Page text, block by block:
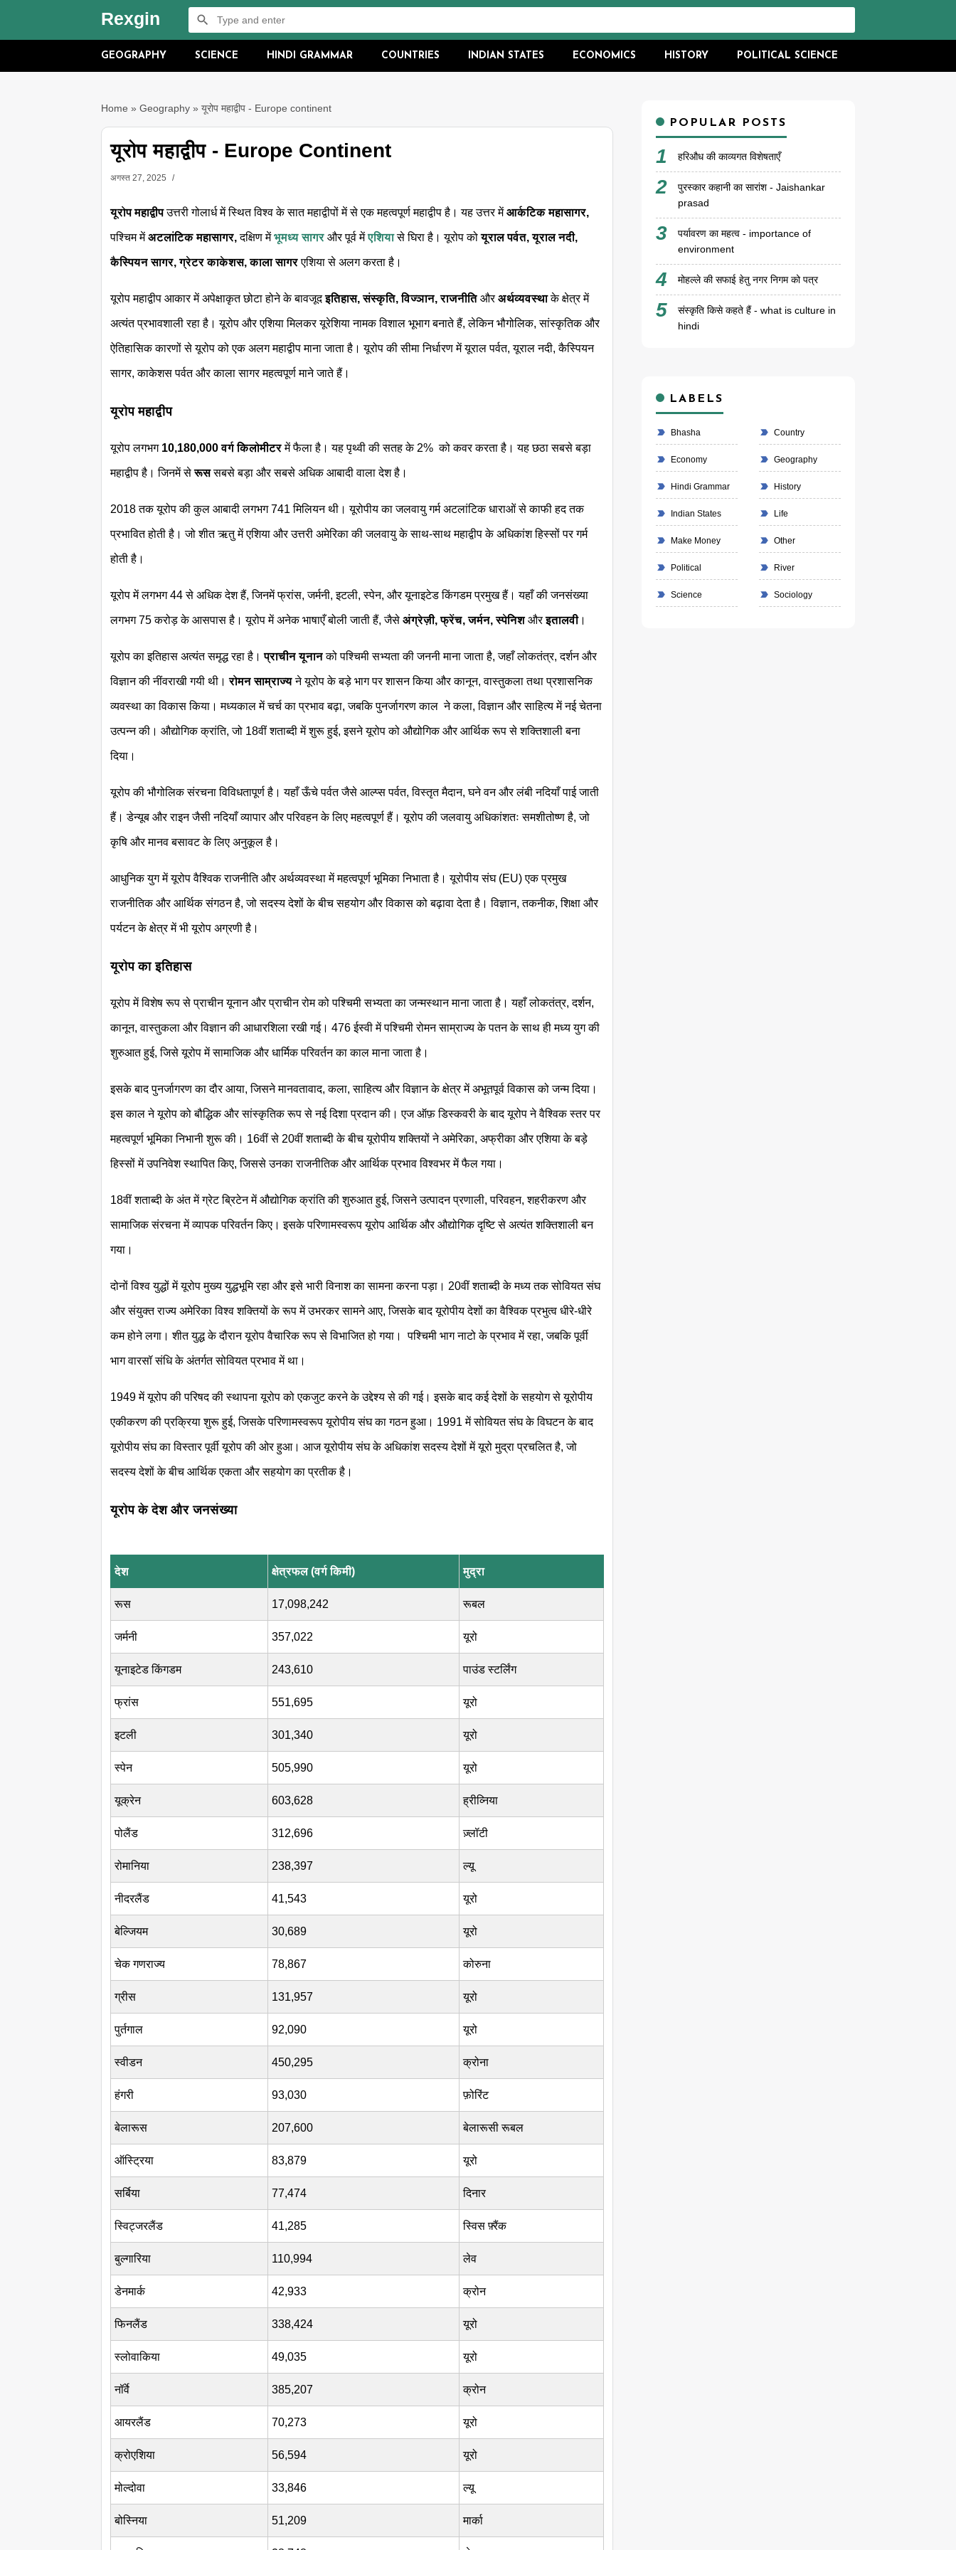
Rexgin
GEOGRAPHY SCIENCE HINDI GRAMMAR COUNTRIES INDIAN STATES ECONOMICS HISTORY POLITICAL SCIENCE
Home » Geography » यूरोप महाद्वीप - Europe continent
यूरोप महाद्वीप - Europe Continent
अगस्त 27, 2025
यूरोप महाद्वीपउत्तरी गोलार्ध में स्थित विश्व के सात महाद्वीपों में से एक महत्वपूर्ण महाद्वीप है। यह उत्तर मेंआर्कटिक महासागर,
पश्चिम मेंअटलांटिक महासागर,दक्षिण मेंभूमध्य सागर और पूर्व मेंएशियासे घिरा है। यूरोप कोयूराल पर्वत, यूराल नदी,
कैस्पियन सागर, ग्रेटर काकेशस, काला सागरएशिया से अलग करता है।
यूरोप महाद्वीप आकार में अपेक्षाकृत छोटा होने के बावजूदइतिहास, संस्कृति, विज्ञान, राजनीति औरअर्थव्यवस्थाके क्षेत्र में
अत्यंत प्रभावशाली रहा है। यूरोप और एशिया मिलकर यूरेशिया नामक विशाल भूभाग बनाते हैं, लेकिन भौगोलिक, सांस्कृतिक और
ऐतिहासिक कारणों से यूरोप को एक अलग महाद्वीप माना जाता है। यूरोप की सीमा निर्धारण में यूराल पर्वत, यूराल नदी, कैस्पियन
सागर, काकेशस पर्वत और काला सागर महत्वपूर्ण माने जाते हैं।
यूरोप महाद्वीप
यूरोप लगभग10,180,000 वर्ग किलोमीटरमें फैला है। यह पृथ्वी की सतह के 2% को कवर करता है। यह छठा सबसे बड़ा
महाद्वीप है। जिनमें सेरूससबसे बड़ा और सबसे अधिक आबादी वाला देश है।
2018 तक यूरोप की कुल आबादी लगभग 741 मिलियन थी। यूरोपीय का जलवायु गर्म अटलांटिक धाराओं से काफी हद तक
प्रभावित होती है। जो शीत ऋतु में एशिया और उत्तरी अमेरिका की जलवायु के साथ-साथ महाद्वीप के अधिकांश हिस्सों पर गर्म
होती है।
यूरोप में लगभग 44 से अधिक देश हैं, जिनमें फ्रांस, जर्मनी, इटली, स्पेन, और यूनाइटेड किंगडम प्रमुख हैं। यहाँ की जनसंख्या
लगभग 75 करोड़ के आसपास है। यूरोप में अनेक भाषाएँ बोली जाती हैं, जैसे अंग्रेज़ी, फ्रेंच, जर्मन, स्पेनिशऔरइतालवी।
यूरोप का इतिहास अत्यंत समृद्ध रहा है।प्राचीन यूनानको पश्चिमी सभ्यता की जननी माना जाता है, जहाँ लोकतंत्र, दर्शन और
विज्ञान की नींवराखी गयी थी। रोमन साम्राज्यने यूरोप के बड़े भाग पर शासन किया और कानून, वास्तुकला तथा प्रशासनिक
व्यवस्था का विकास किया। मध्यकाल में चर्च का प्रभाव बढ़ा, जबकि पुनर्जागरण काल ने कला, विज्ञान और साहित्य में नई चेतना
उत्पन्न की। औद्योगिक क्रांति, जो 18वीं शताब्दी में शुरू हुई, इसने यूरोप को औद्योगिक और आर्थिक रूप से शक्तिशाली बना
दिया।
यूरोप की भौगोलिक संरचना विविधतापूर्ण है। यहाँ ऊँचे पर्वत जैसे आल्प्स पर्वत, विस्तृत मैदान, घने वन और लंबी नदियाँ पाई जाती
हैं। डेन्यूब और राइन जैसी नदियाँ व्यापार और परिवहन के लिए महत्वपूर्ण हैं। यूरोप की जलवायु अधिकांशतः समशीतोष्ण है, जो
कृषि और मानव बसावट के लिए अनुकूल है।
आधुनिक युग में यूरोप वैश्विक राजनीति और अर्थव्यवस्था में महत्वपूर्ण भूमिका निभाता है। यूरोपीय संघ (EU) एक प्रमुख
राजनीतिक और आर्थिक संगठन है, जो सदस्य देशों के बीच सहयोग और विकास को बढ़ावा देता है। विज्ञान, तकनीक, शिक्षा और
पर्यटन के क्षेत्र में भी यूरोप अग्रणी है।
यूरोप का इतिहास
यूरोप में विशेष रूप से प्राचीन यूनान और प्राचीन रोम को पश्चिमी सभ्यता का जन्मस्थान माना जाता है। यहाँ लोकतंत्र, दर्शन,
कानून, वास्तुकला और विज्ञान की आधारशिला रखी गई। 476 ईस्वी में पश्चिमी रोमन साम्राज्य के पतन के साथ ही मध्य युग की
शुरुआत हुई, जिसे यूरोप में सामाजिक और धार्मिक परिवर्तन का काल माना जाता है।
इसके बाद पुनर्जागरण का दौर आया, जिसने मानवतावाद, कला, साहित्य और विज्ञान के क्षेत्र में अभूतपूर्व विकास को जन्म दिया।
इस काल ने यूरोप को बौद्धिक और सांस्कृतिक रूप से नई दिशा प्रदान की। एज ऑफ़ डिस्कवरी के बाद यूरोप ने वैश्विक स्तर पर
महत्वपूर्ण भूमिका निभानी शुरू की। 16वीं से 20वीं शताब्दी के बीच यूरोपीय शक्तियों ने अमेरिका, अफ्रीका और एशिया के बड़े
हिस्सों में उपनिवेश स्थापित किए, जिससे उनका राजनीतिक और आर्थिक प्रभाव विश्वभर में फैल गया।
18वीं शताब्दी के अंत में ग्रेट ब्रिटेन में औद्योगिक क्रांति की शुरुआत हुई, जिसने उत्पादन प्रणाली, परिवहन, शहरीकरण और
सामाजिक संरचना में व्यापक परिवर्तन किए। इसके परिणामस्वरूप यूरोप आर्थिक और औद्योगिक दृष्टि से अत्यंत शक्तिशाली बन
गया।
दोनों विश्व युद्धों में यूरोप मुख्य युद्धभूमि रहा और इसे भारी विनाश का सामना करना पड़ा। 20वीं शताब्दी के मध्य तक सोवियत संघ
और संयुक्त राज्य अमेरिका विश्व शक्तियों के रूप में उभरकर सामने आए, जिसके बाद यूरोपीय देशों का वैश्विक प्रभुत्व धीरे-धीरे
कम होने लगा। शीत युद्ध के दौरान यूरोप वैचारिक रूप से विभाजित हो गया। पश्चिमी भाग नाटो के प्रभाव में रहा, जबकि पूर्वी
भाग वारसॉ संधि के अंतर्गत सोवियत प्रभाव में था।
1949 में यूरोप की परिषद की स्थापना यूरोप को एकजुट करने के उद्देश्य से की गई। इसके बाद कई देशों के सहयोग से यूरोपीय
एकीकरण की प्रक्रिया शुरू हुई, जिसके परिणामस्वरूप यूरोपीय संघ का गठन हुआ। 1991 में सोवियत संघ के विघटन के बाद
यूरोपीय संघ का विस्तार पूर्वी यूरोप की ओर हुआ। आज यूरोपीय संघ के अधिकांश सदस्य देशों में यूरो मुद्रा प्रचलित है, जो
सदस्य देशों के बीच आर्थिक एकता और सहयोग का प्रतीक है।
यूरोप के देश और जनसंख्या
देश क्षेत्रफल (वर्ग किमी) मुद्रा
रूस 17,098,242 रूबल
जर्मनी 357,022 यूरो
यूनाइटेड किंगडम 243,610 पाउंड स्टर्लिंग
फ्रांस 551,695 यूरो
इटली 301,340 यूरो
स्पेन 505,990 यूरो
यूक्रेन 603,628 ह्रीव्निया
पोलैंड 312,696 ज़्लॉटी
रोमानिया 238,397 ल्यू
नीदरलैंड 41,543 यूरो
बेल्जियम 30,689 यूरो
चेक गणराज्य 78,867 कोरुना
ग्रीस 131,957 यूरो
पुर्तगाल 92,090 यूरो
स्वीडन 450,295 क्रोना
हंगरी 93,030 फ़ोरिंट
बेलारूस 207,600 बेलारूसी रूबल
ऑस्ट्रिया 83,879 यूरो
सर्बिया 77,474 दिनार
स्विट्जरलैंड 41,285 स्विस फ़्रैंक
बुल्गारिया 110,994 लेव
डेनमार्क 42,933 क्रोन
फिनलैंड 338,424 यूरो
स्लोवाकिया 49,035 यूरो
नॉर्वे 385,207 क्रोन
आयरलैंड 70,273 यूरो
क्रोएशिया 56,594 यूरो
मोल्दोवा 33,846 ल्यू
बोस्निया 51,209 मार्का
POPULAR POSTS
हरिऔध की काव्यगत विशेषताएँ
पुरस्कार कहानी का सारांश - Jaishankar
prasad
पर्यावरण का महत्व - importance of
environment
मोहल्ले की सफाई हेतु नगर निगम को पत्र
संस्कृति किसे कहते हैं - what is culture in
hindi
LABELS
Bhasha Country
Economy Geography
Hindi Grammar History
Indian States Life
Make Money Other
Political River
Science Sociology